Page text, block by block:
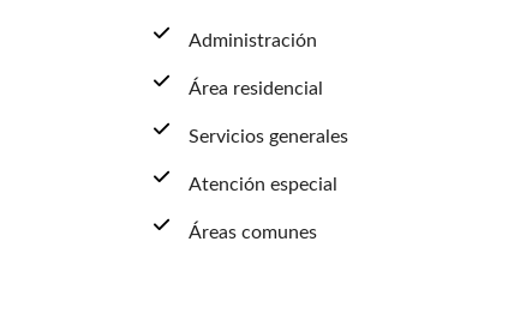
Administración
Área residencial
Servicios generales
Atención especial
Áreas comunes